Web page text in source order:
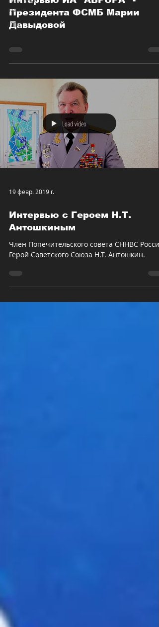
новости
АРТЕК
Президента ФСМБ Марии
Давыдовой
Load video
19 февр. 2019 г.
Интервью с Героем Н.Т.
Антошкиным
Член Попечительского совета СННВС России
Герой Советского Союза Н.Т. Антошкин.